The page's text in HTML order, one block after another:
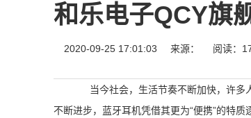
和乐电子QCY旗
2020-09-25 17:01:03 来源： 阅读：
当今社会，生活节奏不断加快，许多
不断进步，蓝牙耳机凭借其更为“便携”的特